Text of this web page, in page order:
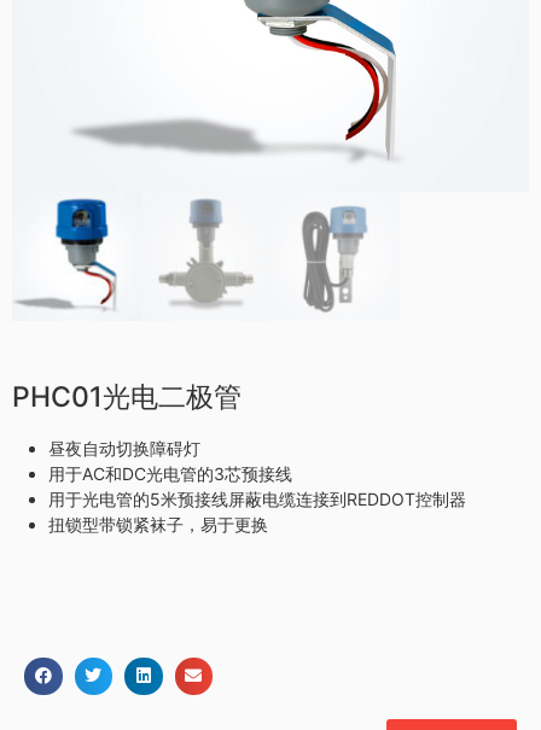
PHC01光电二极管
昼夜自动切换障碍灯
用于AC和DC光电管的3芯预接线
用于光电管的5米预接线屏蔽电缆连接到REDDOT控制器
扭锁型带锁紧袜子，易于更换